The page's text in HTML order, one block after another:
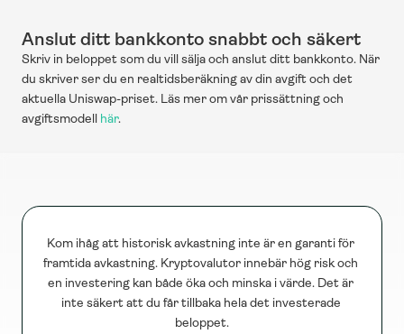
Anslut ditt bankkonto snabbt och säkert
Skriv in beloppet som du vill sälja och anslut ditt bankkonto. När
du skriver ser du en realtidsberäkning av din avgift och det
aktuella Uniswap-priset. Läs mer om vår prissättning och
avgiftsmodell här.
Kom ihåg att historisk avkastning inte är en garanti för
framtida avkastning. Kryptovalutor innebär hög risk och
en investering kan både öka och minska i värde. Det är
inte säkert att du får tillbaka hela det investerade
beloppet.